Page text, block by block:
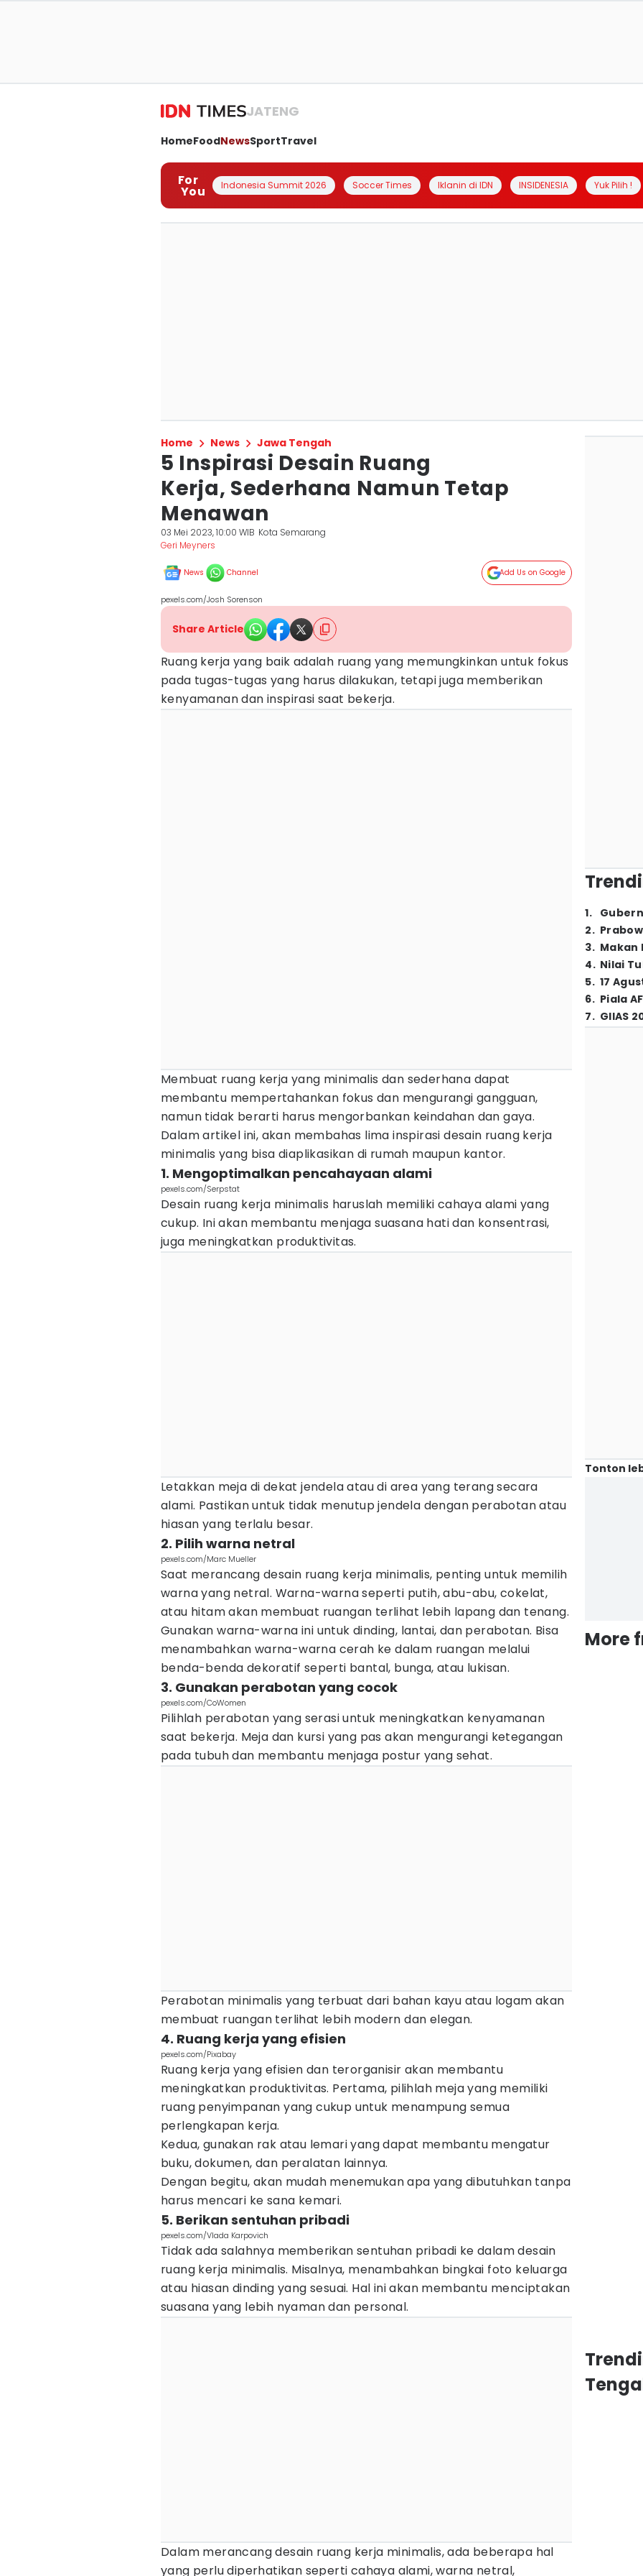
JATENG
HomeFoodNewsSportTravel
For
You Indonesia Summit 2026 Soccer Times Iklanin di IDN INSIDENESIA Yuk Pilih !
Home News Jawa Tengah
5 Inspirasi Desain Ruang
Kerja, Sederhana Namun Tetap
Menawan
03 Mei 2023, 10:00 WIB Kota Semarang
Geri Meyners
News Channel Add Us on Google
pexels.com/Josh Sorenson
Share Article
Ruang kerja yang baik adalah ruang yang memungkinkan untuk fokus
pada tugas-tugas yang harus dilakukan, tetapi juga memberikan
kenyamanan dan inspirasi saat bekerja.
Membuat ruang kerja yang minimalis dan sederhana dapat
membantu mempertahankan fokus dan mengurangi gangguan,
namun tidak berarti harus mengorbankan keindahan dan gaya.
Dalam artikel ini, akan membahas lima inspirasi desain ruang kerja
minimalis yang bisa diaplikasikan di rumah maupun kantor.
1. Mengoptimalkan pencahayaan alami
pexels.com/Serpstat
Desain ruang kerja minimalis haruslah memiliki cahaya alami yang
cukup. Ini akan membantu menjaga suasana hati dan konsentrasi,
juga meningkatkan produktivitas.
Letakkan meja di dekat jendela atau di area yang terang secara
alami. Pastikan untuk tidak menutup jendela dengan perabotan atau
hiasan yang terlalu besar.
2. Pilih warna netral
pexels.com/Marc Mueller
Saat merancang desain ruang kerja minimalis, penting untuk memilih
warna yang netral. Warna-warna seperti putih, abu-abu, cokelat,
atau hitam akan membuat ruangan terlihat lebih lapang dan tenang.
Gunakan warna-warna ini untuk dinding, lantai, dan perabotan. Bisa
menambahkan warna-warna cerah ke dalam ruangan melalui
benda-benda dekoratif seperti bantal, bunga, atau lukisan.
3. Gunakan perabotan yang cocok
pexels.com/CoWomen
Pilihlah perabotan yang serasi untuk meningkatkan kenyamanan
saat bekerja. Meja dan kursi yang pas akan mengurangi ketegangan
pada tubuh dan membantu menjaga postur yang sehat.
Perabotan minimalis yang terbuat dari bahan kayu atau logam akan
membuat ruangan terlihat lebih modern dan elegan.
4. Ruang kerja yang efisien
pexels.com/Pixabay
Ruang kerja yang efisien dan terorganisir akan membantu
meningkatkan produktivitas. Pertama, pilihlah meja yang memiliki
ruang penyimpanan yang cukup untuk menampung semua
perlengkapan kerja.
Kedua, gunakan rak atau lemari yang dapat membantu mengatur
buku, dokumen, dan peralatan lainnya.
Dengan begitu, akan mudah menemukan apa yang dibutuhkan tanpa
harus mencari ke sana kemari.
5. Berikan sentuhan pribadi
pexels.com/Vlada Karpovich
Tidak ada salahnya memberikan sentuhan pribadi ke dalam desain
ruang kerja minimalis. Misalnya, menambahkan bingkai foto keluarga
atau hiasan dinding yang sesuai. Hal ini akan membantu menciptakan
suasana yang lebih nyaman dan personal.
Dalam merancang desain ruang kerja minimalis, ada beberapa hal
yang perlu diperhatikan seperti cahaya alami, warna netral,
1.
2.
3. Makan
4. Nilai
5. 17
6. Piala
7. GIIAS
Tonton
More